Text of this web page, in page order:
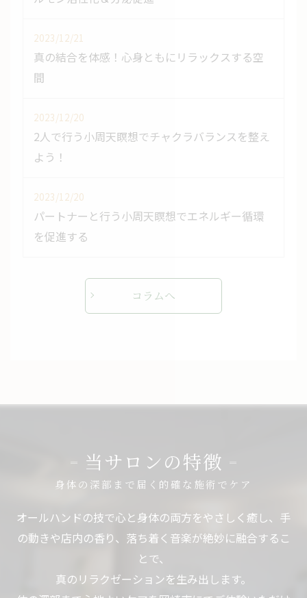
2023/12/21
真の結合を体感！心身ともにリラックスする空
間
2023/12/20
2人で行う小周天瞑想でチャクラバランスを整え
よう！
2023/12/20
パートナーと行う小周天瞑想でエネルギー循環
を促進する
コラムへ
身体の深部まで届く的確な施術でケア
当サロンの特徴
オールハンドの技で心と身体の両方をやさしく癒し、手
の動きや店内の香り、落ち着く音楽が絶妙に融合するこ
とで、
真のリラクゼーションを生み出します。